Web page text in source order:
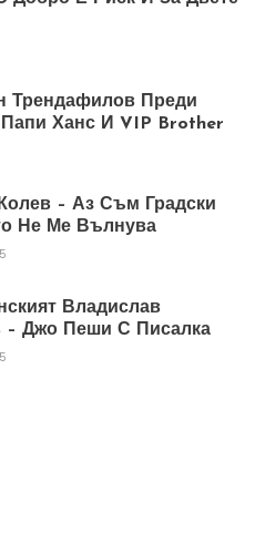
Трендафилов Преди
Папи Ханс И VIP Brother
– Аз Съм Градски
Не Ме Вълнува
Владислав
– Джо Пеши С Писалка